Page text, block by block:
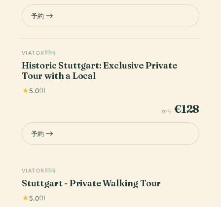
予約
VIATOR 即時
Historic Stuttgart: Exclusive Private
Tour with a Local
5.0(1)
から €128
予約
VIATOR 即時
Stuttgart - Private Walking Tour
5.0(1)